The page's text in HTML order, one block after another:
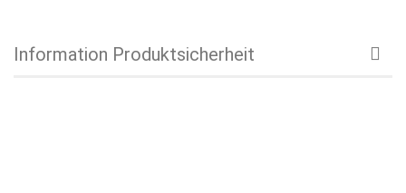
Information Produktsicherheit